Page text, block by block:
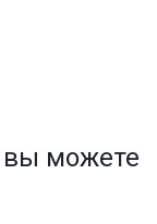
можете